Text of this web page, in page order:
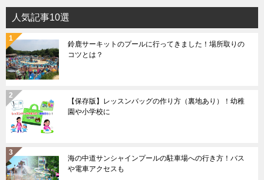
人気記事10選
鈴鹿サーキットのプールに行ってきました！場所取りの
コツとは？
【保存版】レッスンバッグの作り方（裏地あり）！幼稚
園や小学校に
海の中道サンシャインプールの駐車場への行き方！バス
や電車アクセスも